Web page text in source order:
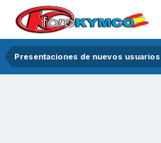
Presentaciones de nuevos usuarios